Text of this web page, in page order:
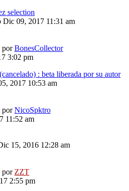
selection
Dic 09, 2017 11:31 am
porBonesCollector
3:02 pm
: beta liberada por su autor
2017 10:53 am
porNicoSpktro
11:52 am
15, 2016 12:28 am
por ZZT
2:55 pm